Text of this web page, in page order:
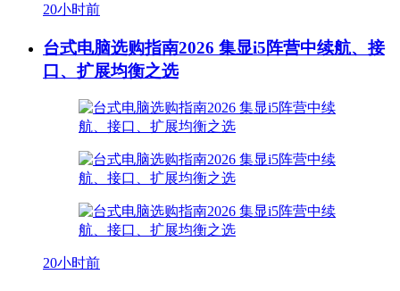
20小时前
台式电脑选购指南2026 集显i5阵营中续航、接
口、扩展均衡之选
20小时前